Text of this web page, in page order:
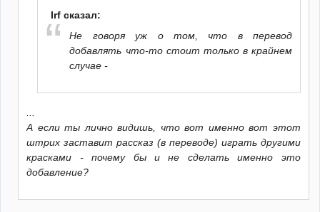
Irf сказал:
Не говоря уж о том, что в перевод
добавлять что-то стоит только в крайнем
случае -
А если ты лично видишь, что вот именно вот этот
штрих заставит рассказ (в переводе) играть другими
красками - почему бы и не сделать именно это
добавление?